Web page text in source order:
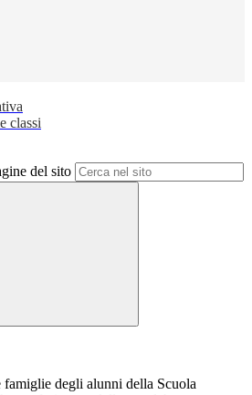
classi
del sito
degli alunni della Scuola